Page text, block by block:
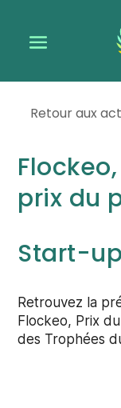
Retour aux
prix du
Start-up
Retrouvez la
Flockeo, Prix
des Trophées